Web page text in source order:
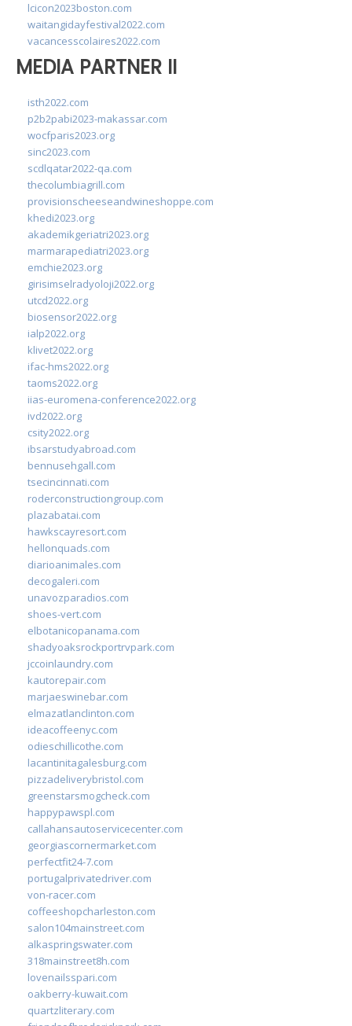
lcicon2023boston.com
waitangidayfestival2022.com
vacancesscolaires2022.com
MEDIA PARTNER II
isth2022.com
p2b2pabi2023-makassar.com
wocfparis2023.org
sinc2023.com
scdlqatar2022-qa.com
thecolumbiagrill.com
provisionscheeseandwineshoppe.com
khedi2023.org
akademikgeriatri2023.org
marmarapediatri2023.org
emchie2023.org
girisimselradyoloji2022.org
utcd2022.org
biosensor2022.org
ialp2022.org
klivet2022.org
ifac-hms2022.org
taoms2022.org
iias-euromena-conference2022.org
ivd2022.org
csity2022.org
ibsarstudyabroad.com
bennusehgall.com
tsecincinnati.com
roderconstructiongroup.com
plazabatai.com
hawkscayresort.com
hellonquads.com
diarioanimales.com
decogaleri.com
unavozparadios.com
shoes-vert.com
elbotanicopanama.com
shadyoaksrockportrvpark.com
jccoinlaundry.com
kautorepair.com
marjaeswinebar.com
elmazatlanclinton.com
ideacoffeenyc.com
odieschillicothe.com
lacantinitagalesburg.com
pizzadeliverybristol.com
greenstarsmogcheck.com
happypawspl.com
callahansautoservicecenter.com
georgiascornermarket.com
perfectfit24-7.com
portugalprivatedriver.com
von-racer.com
coffeeshopcharleston.com
salon104mainstreet.com
alkaspringswater.com
318mainstreet8h.com
lovenailsspari.com
oakberry-kuwait.com
quartzliterary.com